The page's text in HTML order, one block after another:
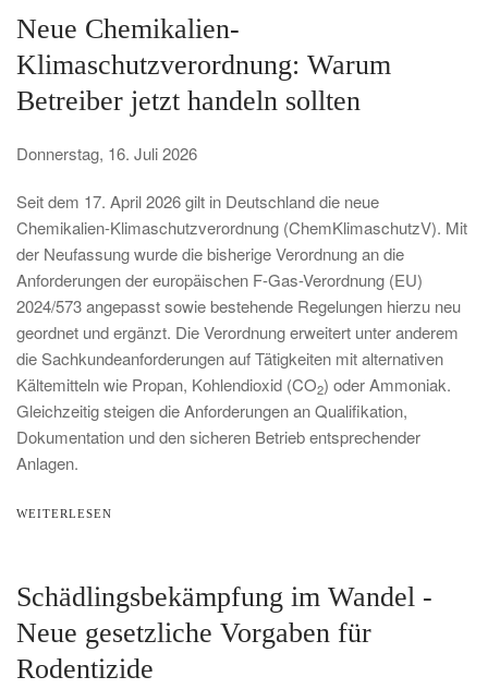
Neue Chemikalien-
Klimaschutzverordnung: Warum
Betreiber jetzt handeln sollten
Donnerstag, 16. Juli 2026
Seit dem 17. April 2026 gilt in Deutschland die neue
Chemikalien-Klimaschutzverordnung (ChemKlimaschutzV). Mit
der Neufassung wurde die bisherige Verordnung an die
Anforderungen der europäischen F-Gas-Verordnung (EU)
2024/573 angepasst sowie bestehende Regelungen hierzu neu
geordnet und ergänzt. Die Verordnung erweitert unter anderem
die Sachkundeanforderungen auf Tätigkeiten mit alternativen
Kältemitteln wie Propan, Kohlendioxid (CO2) oder Ammoniak.
Gleichzeitig steigen die Anforderungen an Qualifikation,
Dokumentation und den sicheren Betrieb entsprechender
Anlagen.
WEITERLESEN
Schädlingsbekämpfung im Wandel -
Neue gesetzliche Vorgaben für
Rodentizide